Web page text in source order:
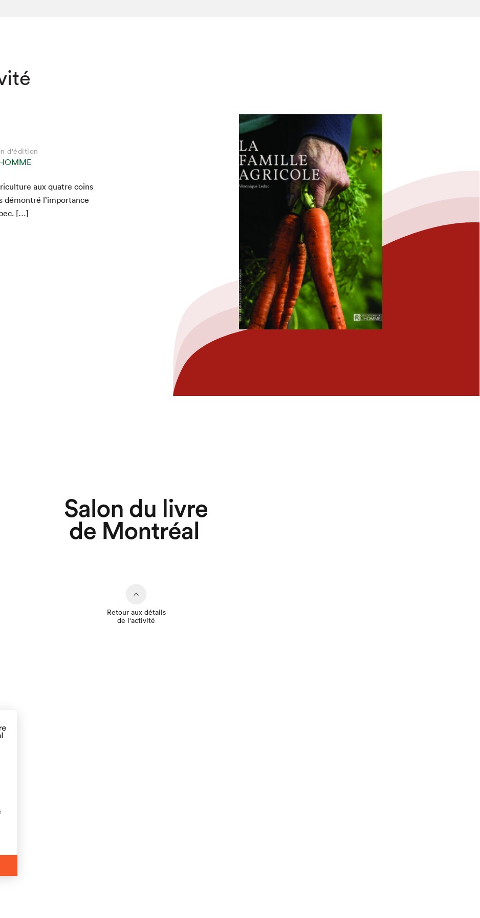
vous?
Fermer
d'édition
aux qua­tre coins
démon­tré l’importance
[…]
Retour aux détails
de l'activité